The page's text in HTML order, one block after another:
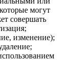
могут
совершать
изменение);